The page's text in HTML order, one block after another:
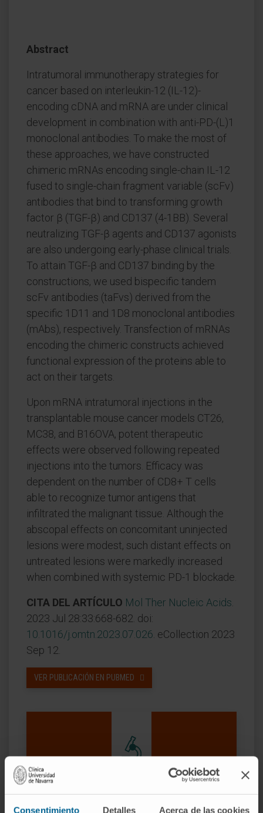
Consentimiento Detalles Acerca de las cookies
Abstract
Intratumoral immunotherapy strategies for
cancer based on interleukin-12 (IL-12)-
encoding cDNA and mRNA are under clinical
development in combination with anti-PD-(L)1
monoclonal antibodies. To make the most of
these approaches, we have constructed
chimeric mRNAs encoding single-chain IL-12
fused to single-chain fragment variable (scFv)
antibodies that bind to transforming growth
factor β (TGF-β) and CD137 (4-1BB). Several
neutralizing TGF-β agents and CD137 agonists
are also undergoing early-phase clinical trials.
To attain TGF-β and CD137 binding by the
constructions, we used bispecific tandem
scFv antibodies (taFvs) derived from the
specific 1D11 and 1D8 monoclonal antibodies
(mAbs), respectively. Transfection of mRNAs
encoding the chimeric constructs achieved
functional expression of the proteins able to
act on their targets.
Upon mRNA intratumoral injections in the
transplantable mouse cancer models CT26,
MC38, and B16OVA, potent therapeutic
effects were observed following repeated
injections into the tumors. Efficacy was
dependent on the number of CD8+ T cells
able to recognize tumor antigens that
infiltrated the malignant tissue. Although the
abscopal effects on concomitant uninjected
lesions were modest, such distant effects on
untreated lesions were markedly increased
when combined with systemic PD-1 blockade.
CITA DEL ARTÍCULO Mol Ther Nucleic Acids
2023 Jul 28:33:668-682. doi:
10.1016/j.omtn.2023.07.026 . eCollection 2023
Sep 12.
VER PUBLICACIÓN EN PUBMED
Nuestros autores